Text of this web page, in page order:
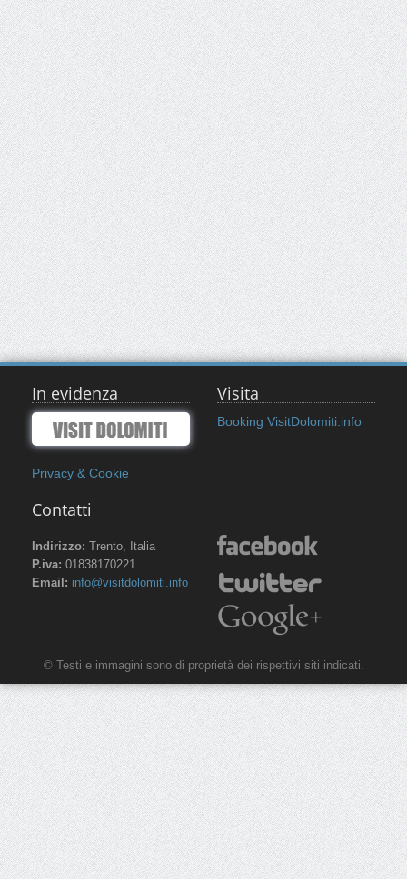
In evidenza
Privacy & Cookie
Visita
Booking VisitDolomiti.info
Contatti
Indirizzo: Trento, Italia
P.iva: 01838170221
Email: info@visitdolomiti.info
© Testi e immagini sono di proprietà dei rispettivi siti indicati.